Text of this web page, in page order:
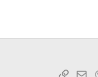
WhatsApp
البريد الإلكتروني
الرابط